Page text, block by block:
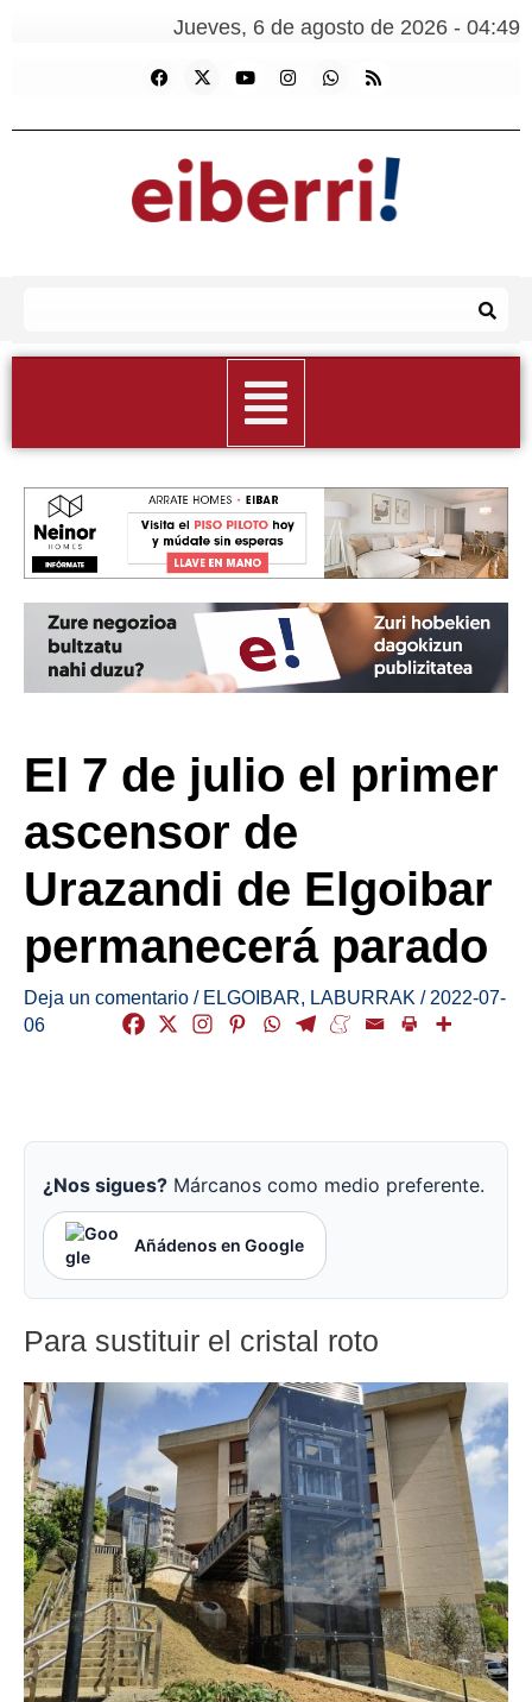
Jueves, 6 de agosto de 2026 - 04:49
El 7 de julio el primer
ascensor de
Urazandi de Elgoibar
permanecerá parado
Deja un comentario / ELGOIBAR, LABURRAK / 2022-07-
06
¿Nos sigues? Márcanos como medio preferente.
Añádenos en Google
Para sustituir el cristal roto